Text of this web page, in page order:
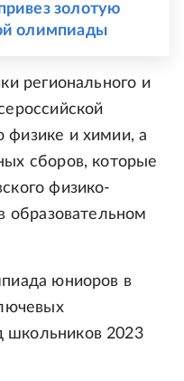
золотую
олимпиады
регионального и
и химии, а
сборов, которые
физико-
образовательном
юниоров в
2023